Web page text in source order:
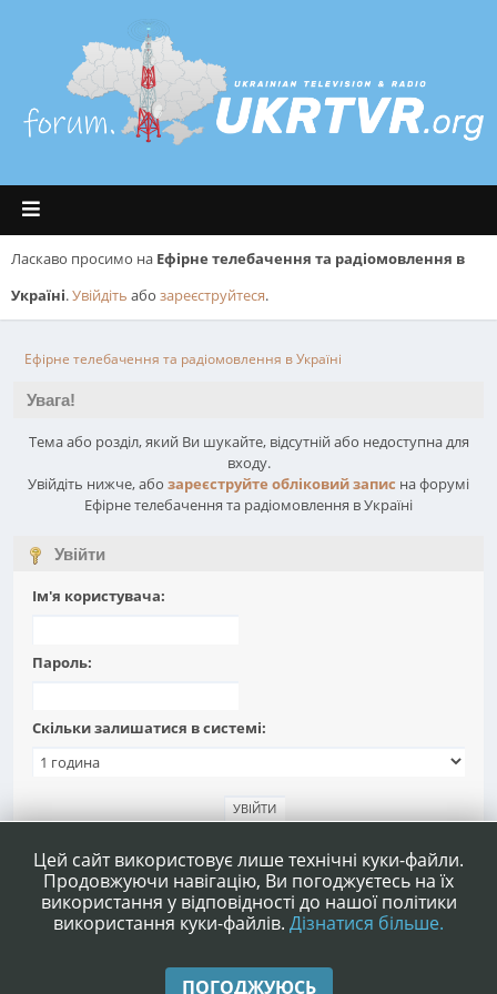
Ласкаво просимо на Ефірне телебачення та радіомовлення в
Україні.Увійдіть або зареєструйтеся.
Ефірне телебачення та радіомовлення в Україні
Увага!
Тема або розділ, який Ви шукайте, відсутній або недоступна для
входу.
Увійдіть нижче, або зареєструйте обліковий запис на форумі
Ефірне телебачення та радіомовлення в Україні
Увійти
Ім'я користувача:
Пароль:
Скільки залишатися в системі:
Допомога|Умови та правила|Нагору ▲
Цей сайт використовує лише технічні куки-файли.
Продовжуючи навігацію, Ви погоджуєтесь на їх
використання у відповідності до нашої політики
використання куки-файлів. Дізнатися більше.
ПОГОДЖУЮСЬ